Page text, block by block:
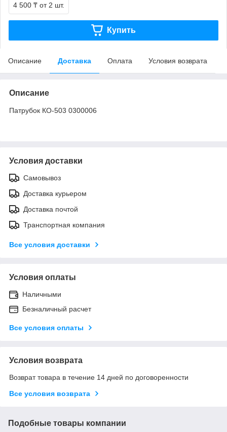
4 500 ₸ от 2 шт.
Купить
Описание Доставка Оплата Условия возврата
Описание
Патрубок КО-503 0300006
Условия доставки
Самовывоз
Доставка курьером
Доставка почтой
Транспортная компания
Все условия доставки
Условия оплаты
Наличными
Безналичный расчет
Все условия оплаты
Условия возврата
Возврат товара в течение 14 дней по договоренности
Все условия возврата
Подобные товары компании